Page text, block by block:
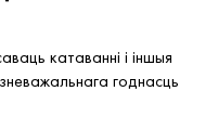
катаванні і іншыя
годнасць